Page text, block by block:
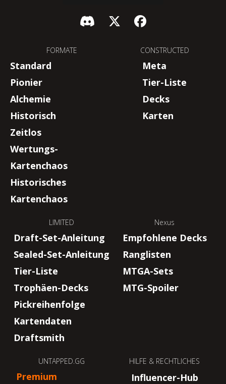
FORMATE
Standard
Pionier
Alchemie
Historisch
Zeitlos
Wertungs-
Kartenchaos
Historisches
Kartenchaos
CONSTRUCTED
Meta
Tier-Liste
Decks
Karten
LIMITED
Draft-Set-Anleitung
Sealed-Set-Anleitung
Tier-Liste
Trophäen-Decks
Pickreihenfolge
Kartendaten
Draftsmith
Nexus
Empfohlene Decks
Ranglisten
MTGA-Sets
MTG-Spoiler
UNTAPPED.GG
Premium
HILFE & RECHTLICHES
Influencer-Hub